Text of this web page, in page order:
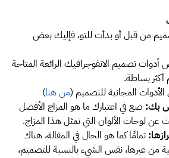
من قبل أو بدأت للتو، فإليك بعض
تصميم الانفوجرافيك الرائعة المتاحة
أكثر بساطة.
المجانية للتصميم (من هنا)
بك: ضع في اعتبارك ما هو المزاج الأفضل
لوحات الألوان التي تمثل هذا المزاج.
تمامًا كما هو الحال في المقالة، هناك
من غيرها، نفس الشيء بالنسبة للتصميم،